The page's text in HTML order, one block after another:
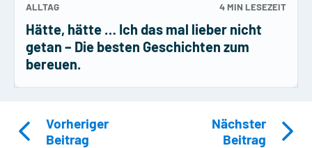
ALLTAG 4 MIN LESEZEIT
Hätte, hätte … Ich das mal lieber nicht
getan – Die besten Geschichten zum
bereuen.
Vorheriger
Beitrag
Nächster
Beitrag